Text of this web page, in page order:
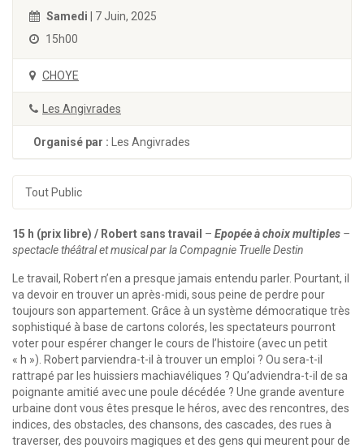
Samedi | 7 Juin, 2025
15h00
CHOYE
Les Angivrades
Organisé par : Les Angivrades
Tout Public
15 h (prix libre) / Robert sans travail – Epopée à choix multiples –
spectacle théâtral et musical par la Compagnie Truelle Destin
Le travail, Robert n’en a presque jamais entendu parler. Pourtant, il
va devoir en trouver un après-midi, sous peine de perdre pour
toujours son appartement. Grâce à un système démocratique très
sophistiqué à base de cartons colorés, les spectateurs pourront
voter pour espérer changer le cours de l’histoire (avec un petit
« h »). Robert parviendra-t-il à trouver un emploi ? Ou sera-t-il
rattrapé par les huissiers machiavéliques ? Qu’adviendra-t-il de sa
poignante amitié avec une poule décédée ? Une grande aventure
urbaine dont vous êtes presque le héros, avec des rencontres, des
indices, des obstacles, des chansons, des cascades, des rues à
traverser, des pouvoirs magiques et des gens qui meurent pour de